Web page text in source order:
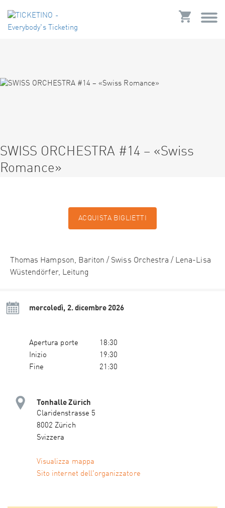
SWISS ORCHESTRA #14 – «Swiss
Romance»
ACQUISTA BIGLIETTI
Thomas Hampson, Bariton / Swiss Orchestra / Lena-Lisa
Wüstendörfer, Leitung
mercoledì, 2. dicembre 2026
Apertura porte
18:30
Inizio
19:30
Fine
21:30
Tonhalle Zürich
Claridenstrasse 5
8002 Zürich
Svizzera
Visualizza mappa
Sito internet dell'organizzatore